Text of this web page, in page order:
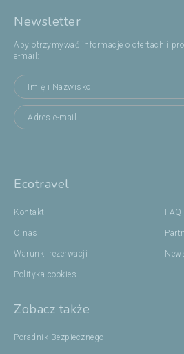
Newsletter
Aby otrzymywać informacje o ofertach i
e-mail:
Ecotravel
Kontakt
O nas
Warunki rezerwacji
Polityka cookies
FAQ
Zobacz także
Poradnik Bezpiecznego